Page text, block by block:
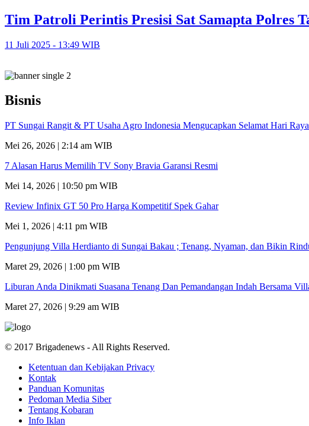
Tim Patroli Perintis Presisi Sat Samapta Polres
11 Juli 2025 - 13:49 WIB
Bisnis
PT Sungai Rangit & PT Usaha Agro Indonesia Mengucapkan Selamat Hari
Mei 26, 2026 | 2:14 am WIB
7 Alasan Harus Memilih TV Sony Bravia Garansi Resmi
Mei 14, 2026 | 10:50 pm WIB
Review Infinix GT 50 Pro Harga Kompetitif Spek Gahar
Mei 1, 2026 | 4:11 pm WIB
Pengunjung Villa Herdianto di Sungai Bakau ; Tenang, Nyaman, dan Bikin
Maret 29, 2026 | 1:00 pm WIB
Liburan Anda Dinikmati Suasana Tenang Dan Pemandangan Indah Bersama
Maret 27, 2026 | 9:29 am WIB
© 2017 Brigadenews - All Rights Reserved.
Ketentuan dan Kebijakan Privacy
Kontak
Panduan Komunitas
Pedoman Media Siber
Tentang Kobaran
Info Iklan